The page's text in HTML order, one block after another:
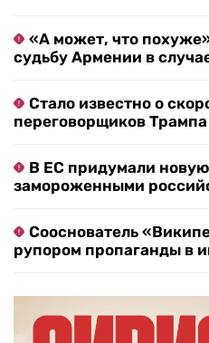
«А может, что
судьбу Армении в
Стало известно о
переговорщиков
В ЕС придумали
замороженными
Сооснователь
рупором пропаганды в